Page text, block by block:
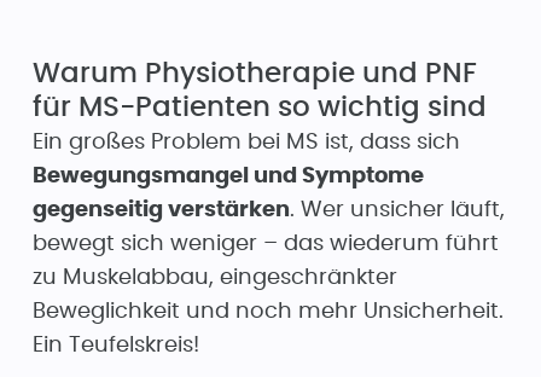
Warum Physiotherapie und PNF
für MS-Patienten so wichtig sind
Ein großes Problem bei MS ist, dass sich
Bewegungsmangel und Symptome
gegenseitig verstärken. Wer unsicher läuft,
bewegt sich weniger – das wiederum führt
zu Muskelabbau, eingeschränkter
Beweglichkeit und noch mehr Unsicherheit.
Ein Teufelskreis!